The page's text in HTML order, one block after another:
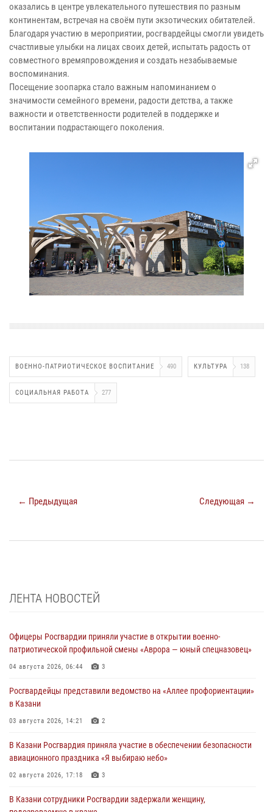
оказались в центре увлекательного путешествия по разным
континентам, встречая на своём пути экзотических обитателей.
Благодаря участию в мероприятии, росгвардейцы смогли увидеть
счастливые улыбки на лицах своих детей, испытать радость от
совместного времяпровождения и создать незабываемые
воспоминания.
Посещение зоопарка стало важным напоминанием о
значимости семейного времени, радости детства, а также
важности и ответственности родителей в поддержке и
воспитании подрастающего поколения.
ВОЕННО-ПАТРИОТИЧЕСКОЕ ВОСПИТАНИЕ 490 КУЛЬТУРА 138
СОЦИАЛЬНАЯ РАБОТА 277
← Предыдущая Следующая →
ЛЕНТА НОВОСТЕЙ
Офицеры Росгвардии приняли участие в открытии военно-
патриотической профильной смены «Аврора — юный спецназовец»
04 августа 2026, 06:44 3
Росгвардейцы представили ведомство на «Аллее профориентации»
в Казани
03 августа 2026, 14:21 2
В Казани Росгвардия приняла участие в обеспечении безопасности
авиационного праздника «Я выбираю небо»
02 августа 2026, 17:18 3
В Казани сотрудники Росгвардии задержали женщину,